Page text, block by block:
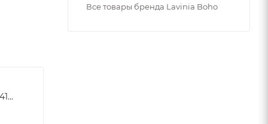
b112a68ab4f8336da0d213419ee09ca6
Все товары бренда Lavinia Boho